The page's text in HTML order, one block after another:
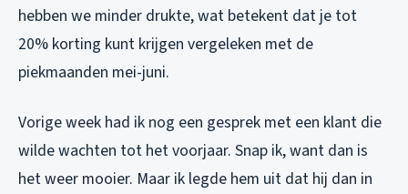
hebben we minder drukte, wat betekent dat je tot
20% korting kunt krijgen vergeleken met de
piekmaanden mei-juni.
Vorige week had ik nog een gesprek met een klant die
wilde wachten tot het voorjaar. Snap ik, want dan is
het weer mooier. Maar ik legde hem uit dat hij dan in